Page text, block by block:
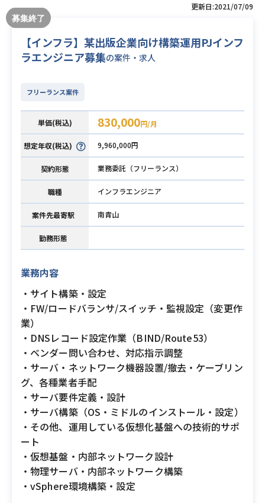
更新日:2021/07/09
【インフラ】某出版企業向け構築運用PJインフ
ラエンジニア募集の案件・求人
フリーランス案件
単価(税込) 830,000円/月
想定年収(税込) 9,960,000円
契約形態 業務委託（フリーランス）
職種 インフラエンジニア
案件先最寄駅 南青山
勤務形態
業務内容
・サイト構築・設定
・FW/ロードバランサ/スイッチ・監視設定（変更作
業）
・DNSレコード設定作業（BIND/Route53）
・ベンダー問い合わせ、対応指示調整
・サーバ・ネットワーク機器設置/撤去・ケーブリン
グ、各種業者手配
・サーバ要件定義・設計
・サーバ構築（OS・ミドルのインストール・設定）
・その他、運用している仮想化基盤への技術的サポ
ート
・仮想基盤・内部ネットワーク設計
・物理サーバ・内部ネットワーク構築
・vSphere環境構築・設定